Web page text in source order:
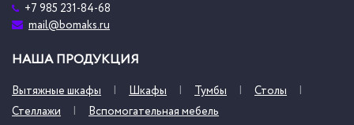
+7 985 231-84-68
mail@bomaks.ru
НАША ПРОДУКЦИЯ
Вытяжные шкафы Шкафы Тумбы
Столы
Стеллажи
Вспомогательная мебель